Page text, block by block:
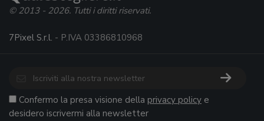
© 2013 - 2026. Tutti i diritti riservati.
7Pixel S.r.l. - P.IVA 03386810968
Confermo la presa visione della privacy policy e
desidero iscrivermi alla newsletter